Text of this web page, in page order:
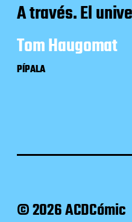
A través. El
Tom Haugomat
PÍPALA
© 2026 ACDCómic